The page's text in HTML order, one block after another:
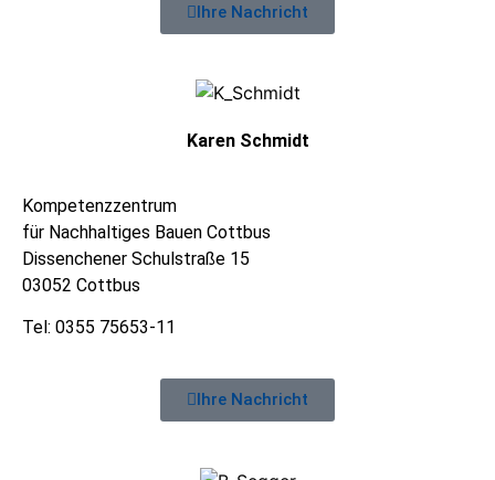
Ihre Nachricht
Karen Schmidt
Kompetenzzentrum
für Nachhaltiges Bauen Cottbus
Dissenchener Schulstraße 15
03052 Cottbus
Tel: 0355 75653-11
Ihre Nachricht